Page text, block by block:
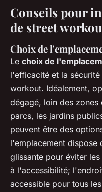
Conseils pour
de street
Choix de
Le choix de
l'efficacité et la
workout. Idéalement,
dégagé, loin des zones
parcs, les jardins
peuvent être des
l'emplacement dispose
glissante pour éviter
à l'accessibilité;
accessible pour tous